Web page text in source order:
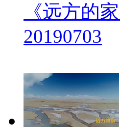
《远方的
20190703